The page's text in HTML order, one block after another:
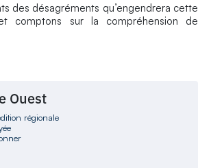
des désagréments qu’engendrera cette
comptons sur la compréhension de
Ouest
régionale